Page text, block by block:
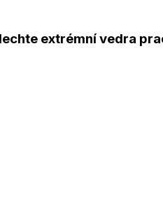
extrémní vedra